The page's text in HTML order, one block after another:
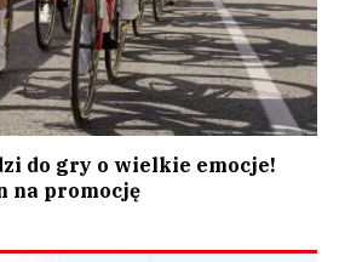
do gry o wielkie emocje!
na promocję